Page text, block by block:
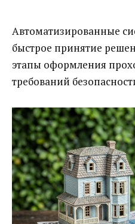
Автоматизированные
быстрое принятие
этапы оформления
требований